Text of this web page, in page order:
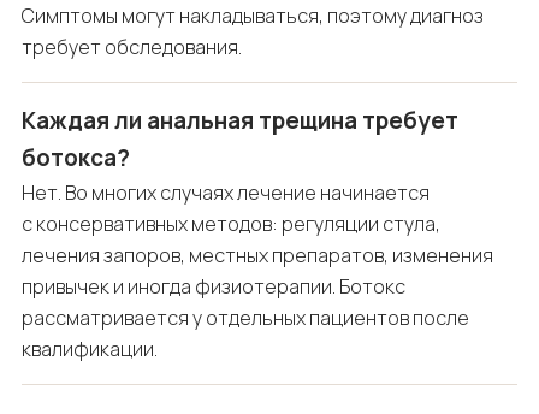
Симптомы могут накладываться, поэтому диагноз
требует обследования.
Каждая ли анальная трещина требует
ботокса?
Нет. Во многих случаях лечение начинается
с консервативных методов: регуляции стула,
лечения запоров, местных препаратов, изменения
привычек и иногда физиотерапии. Ботокс
рассматривается у отдельных пациентов после
квалификации.